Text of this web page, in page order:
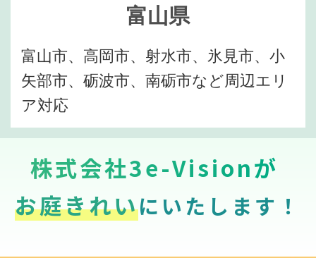
富山県
富山市、高岡市、射水市、氷見市、小
矢部市、砺波市、南砺市など周辺エリ
ア対応
株式会社3e-Visionが
お庭きれいにいたします！